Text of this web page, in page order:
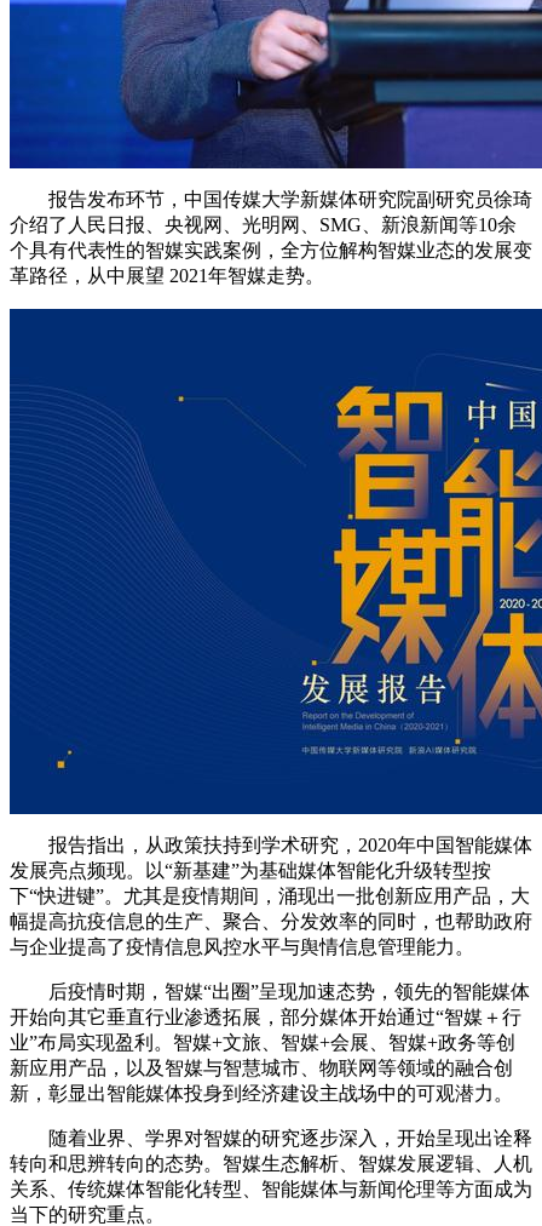
报告发布环节，中国传媒大学新媒体研究院副研究员徐琦
介绍了人民日报、央视网、光明网、SMG、新浪新闻等10余
个具有代表性的智媒实践案例，全方位解构智媒业态的发展变
革路径，从中展望 2021年智媒走势。
报告指出，从政策扶持到学术研究，2020年中国智能媒体
发展亮点频现。以“新基建”为基础媒体智能化升级转型按
下“快进键”。尤其是疫情期间，涌现出一批创新应用产品，大
幅提高抗疫信息的生产、聚合、分发效率的同时，也帮助政府
与企业提高了疫情信息风控水平与舆情信息管理能力。
后疫情时期，智媒“出圈”呈现加速态势，领先的智能媒体
开始向其它垂直行业渗透拓展，部分媒体开始通过“智媒＋行
业”布局实现盈利。智媒+文旅、智媒+会展、智媒+政务等创
新应用产品，以及智媒与智慧城市、物联网等领域的融合创
新，彰显出智能媒体投身到经济建设主战场中的可观潜力。
随着业界、学界对智媒的研究逐步深入，开始呈现出诠释
转向和思辨转向的态势。智媒生态解析、智媒发展逻辑、人机
关系、传统媒体智能化转型、智能媒体与新闻伦理等方面成为
当下的研究重点。